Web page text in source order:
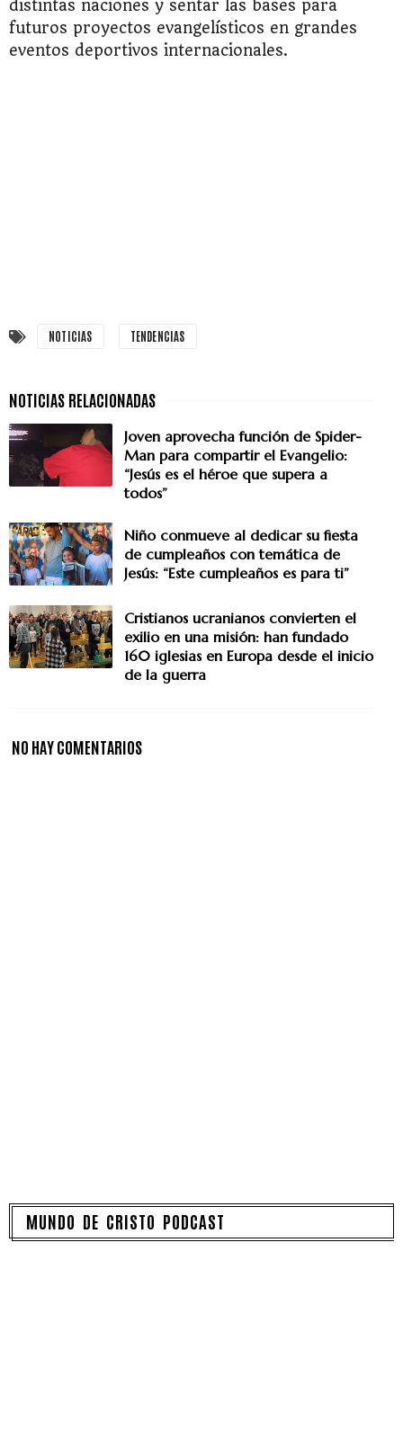
distintas naciones y sentar las bases para
futuros proyectos evangelísticos en grandes
eventos deportivos internacionales.
NOTICIAS TENDENCIAS
Joven aprovecha función de Spider-
Man para compartir el Evangelio:
“Jesús es el héroe que supera a
todos”
Niño conmueve al dedicar su fiesta
de cumpleaños con temática de
Jesús: “Este cumpleaños es para ti”
Cristianos ucranianos convierten el
exilio en una misión: han fundado
160 iglesias en Europa desde el inicio
de la guerra
NO HAY COMENTARIOS
MUNDO DE CRISTO PODCAST